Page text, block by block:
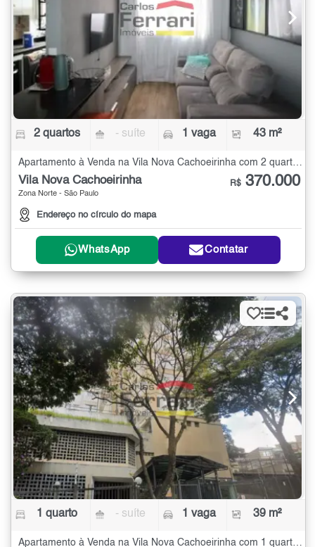
2 quartos - suíte 1 vaga 43 m²
Apartamento à Venda na Vila Nova Cachoeirinha com 2 quartos - 43 m²
Vila Nova Cachoeirinha
Zona Norte - São Paulo
Endereço no círculo do mapa
R$ 370.000
WhatsApp Contatar
1 quarto - suíte 1 vaga 39 m²